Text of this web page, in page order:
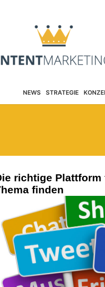
NEWS STRATEGIE
richtige
finden